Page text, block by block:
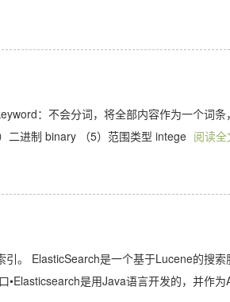
：不会分词，将全部内容作为一个词条
二进制 binary （5）范围类型 intege 阅读全
。 ElasticSearch是一个基于Lucene的搜索
•Elasticsearch是用Java语言开发的，并作为